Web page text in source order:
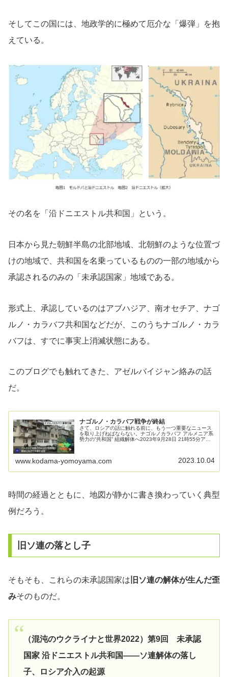
そしてこの国には、地政学的に極めて厄介な「爆弾」を抱
えている。
その名を「沿ドニエストル共和国」という。
日本から見た朝鮮半島の北部地域、北朝鮮のような位置づ
けの地域で、共和国を名乗っているものの一部の地域から
承認されるのみの「未承認国家」地域である。
形式上、承認しているのはアブハジア、南オセチア、ナゴ
ルノ・カラバフ共和国などだが、このうちナゴルノ・カラ
バフは、すでに事実上消滅状態にある。
このブログでも触れてきた、アゼルバイジャン絡みの話
だ。
ナゴルノ・カラバフ戦争が終結
さて、ロシアの話に触れる前に、もう一つ重要なニュース
を取り上げねばならない。ナゴルノカラバフ アルメニア系
勢力の“共和国” 組織解体へ2023年9月28日 21時55分アゼ
www.kodama-yomoyama.com 2023.10.04
時間の経過とともに、地図が静かに書き換わっていく典型
例だろう。
旧ソ連の落とし子
そもそも、これらの未承認国家は 旧ソ連の解体が生んだ歪
みそのものだ。
（混沌のウクライナと世界2022）第9回 未承認
国家 沿ドニエストル共和国――ソ連解体の落し
子、ロシア介入の起源